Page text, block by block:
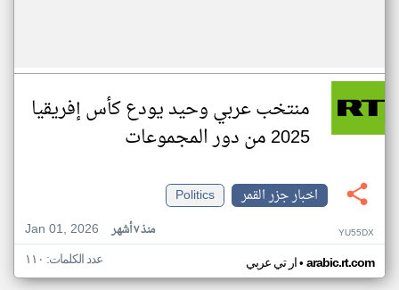
منتخب عربي وحيد يودع كأس إفريقيا
2025 من دور المجموعات
اخبار جزر القمر
Politics
Jan 01, 2026
منذ ٧ أشهر YU55DX
ار تي عربي• arabic.rt.com عدد الكلمات: ١١٠